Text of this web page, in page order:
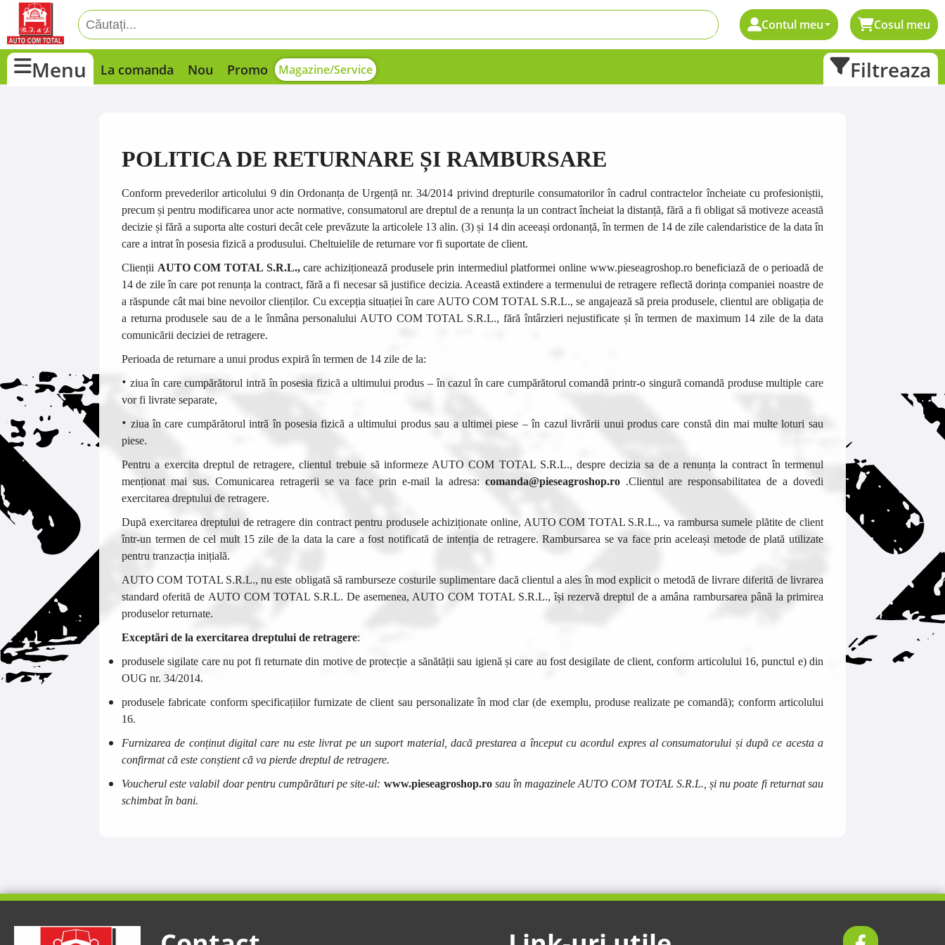
Contul meu Cosul meu
Menu La comanda Nou Promo Magazine/Service Filtreaza
POLITICA DE RETURNARE ȘI RAMBURSARE
Conform prevederilor articolului 9 din Ordonanța de Urgență nr. 34/2014 privind drepturile consumatorilor în cadrul contractelor încheiate cu profesioniștii,
precum și pentru modificarea unor acte normative, consumatorul are dreptul de a renunța la un contract încheiat la distanță, fără a fi obligat să motiveze această
decizie și fără a suporta alte costuri decât cele prevăzute la articolele 13 alin. (3) și 14 din aceeași ordonanță, în termen de 14 de zile calendaristice de la data în
care a intrat în posesia fizică a produsului. Cheltuielile de returnare vor fi suportate de client.
Clienții AUTO COM TOTAL S.R.L.,care achiziționează produsele prin intermediul platformei online www.pieseagroshop.robeneficiază de o perioadă de
14 de zile în care pot renunța la contract, fără a fi necesar să justifice decizia. Această extindere a termenului de retragere reflectă dorința companiei noastre de
a răspunde cât mai bine nevoilor clienților. Cu excepția situației în care AUTO COM TOTALS.R.L., se angajează să preia produsele, clientul are obligația de
a returna produsele sau de a le înmâna personalului AUTO COM TOTAL S.R.L., fără întârzieri nejustificate și în termen de maximum 14 zile de la data
comunicării deciziei de retragere.
Perioada de returnare a unui produs expiră în termen de 14 zile de la:
• ziua în care cumpărătorul intră în posesia fizică a ultimului produs – în cazul în care cumpărătorul comandă printr-o singură comandă produse multiple care
vor fi livrate separate,
• ziua în care cumpărătorul intră în posesia fizică a ultimului produs sau a ultimei piese – în cazul livrării unui produs care constă din mai multe loturi sau
piese.
Pentru a exercita dreptul de retragere, clientul trebuie să informeze AUTO COM TOTALS.R.L., despre decizia sa de a renunța la contract în termenul
menționat mai sus. Comunicarea retragerii se va face prin e-mail la adresa: comanda@pieseagroshop.ro.Clientul are responsabilitatea de a dovedi
exercitarea dreptului de retragere.
După exercitarea dreptului de retragere din contract pentru produsele achiziționate online, AUTO COM TOTAL S.R.L., va rambursa sumele plătite de client
într-un termen de cel mult 15 zile de la data la care a fost notificată de intenția de retragere. Rambursarea se va face prin aceleași metode de plată utilizate
pentru tranzacția inițială.
AUTO COM TOTALS.R.L., nu este obligată să ramburseze costurile suplimentare dacă clientul a ales în mod explicit o metodă de livrare diferită de livrarea
standard oferită de AUTO COM TOTALS.R.L. De asemenea, AUTO COM TOTALS.R.L., își rezervă dreptul de a amâna rambursarea până la primirea
produselor returnate.
Exceptări de la exercitarea dreptului de retragere:
produsele sigilate care nu pot fi returnate din motive de protecție a sănătății sau igienă și care au fost desigilate de client, conform articolului 16, punctul e) din
OUG nr. 34/2014.
produsele fabricate conform specificațiilor furnizate de client sau personalizate în mod clar (de exemplu, produse realizate pe comandă); conform articolului
16.
Furnizarea de conținut digital care nu este livrat pe un suport material, dacă prestarea a început cu acordul expres al consumatorului și după ce acesta a
confirmat că este conștient că va pierde dreptul de retragere.
Voucherul este valabil doar pentru cumpărături pe site-ul: www.pieseagroshop.rosau în magazineleAUTO COM TOTAL S.R.L., și nu poate fi returnat sau
schimbat în bani.